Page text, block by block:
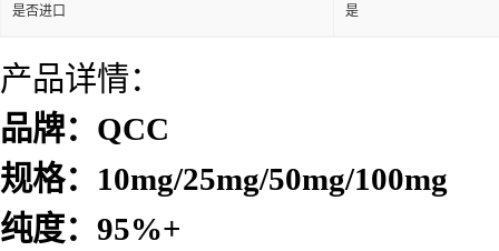
是否进口 是
产品详情：
品牌：QCC
规格：10mg/25mg/50mg/100mg
纯度：95%+